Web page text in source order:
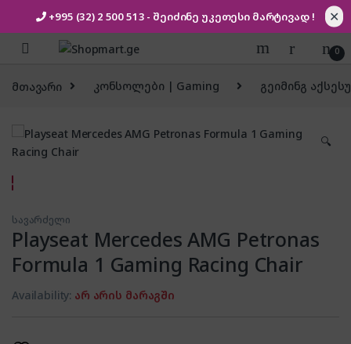
+995 (32) 2 500 513 - შეიძინე უკეთესი მარტივად ! ✕
Skip to navigation
Skip to content
0
მთავარი კონსოლები | Gaming გეიმინგ
🔍
სავარძელი
Playseat Mercedes AMG Petronas
Formula 1 Gaming Racing Chair
Availability: არ არის მარაგში